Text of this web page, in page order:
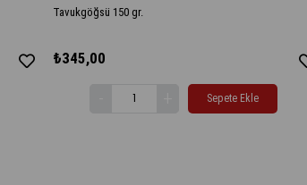
Tavukgöğsü 150 gr.
₺345,00
Sepete Ekle